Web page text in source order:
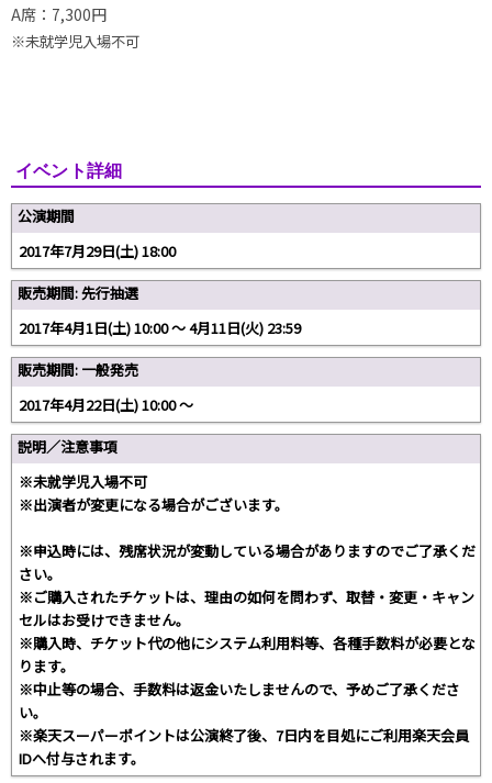
A席：7,300円
※未就学児入場不可
イベント詳細
公演期間
2017年7月29日(土) 18:00
販売期間: 先行抽選
2017年4月1日(土) 10:00 〜 4月11日(火) 23:59
販売期間: 一般発売
2017年4月22日(土) 10:00 〜
説明／注意事項
※未就学児入場不可
※出演者が変更になる場合がございます。
※申込時には、残席状況が変動している場合がありますのでご了承くだ
さい。
※ご購入されたチケットは、理由の如何を問わず、取替・変更・キャン
セルはお受けできません。
※購入時、チケット代の他にシステム利用料等、各種手数料が必要とな
ります。
※中止等の場合、手数料は返金いたしませんので、予めご了承くださ
い。
※楽天スーパーポイントは公演終了後、7日内を目処にご利用楽天会員
IDへ付与されます。